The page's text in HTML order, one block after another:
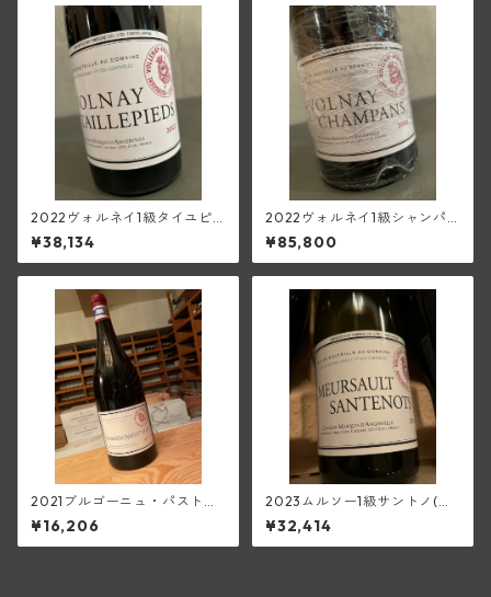
2022ヴォルネイ1級タイユピ
エ(マルキ・ダンジェルヴィル)
¥38,134
2022ヴォルネイ1級シャンパ
ン【マグナム／1500ml】(マ
ルキ・ダンジェルヴィル)
¥85,800
2021ブルゴーニュ・パストゥ
グラン【マグナム／1500ml】
(マルキ・ダンジェルヴィル)
¥16,206
2023ムルソー1級サントノ(マ
ルキ・ダンジェルヴィル)
¥32,414